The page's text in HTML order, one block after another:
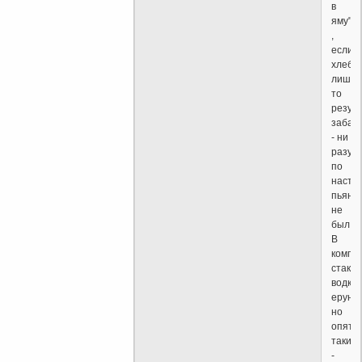
в
яму"
если
лишку,
то
- ни
разу
по
не
был.
В
стакан
водки
но
опять
таки
-